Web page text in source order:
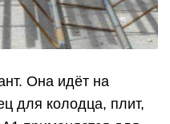
Она идёт на
для колодца, плит,